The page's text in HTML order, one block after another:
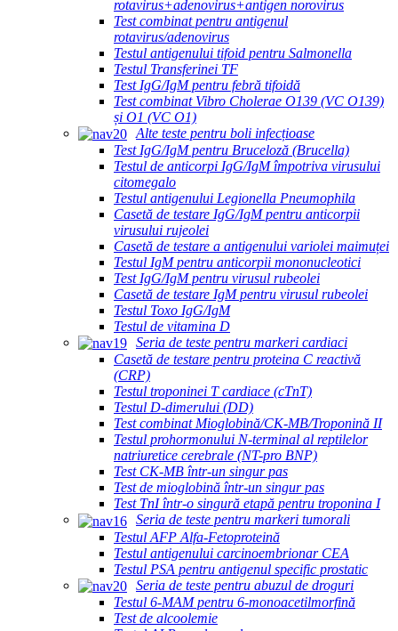
rotavirus+adenovirus+antigen norovirus
Test combinat pentru antigenul
rotavirus/adenovirus
Testul antigenului tifoid pentru Salmonella
Testul Transferinei TF
Test IgG/IgM pentru febră tifoidă
Test combinat Vibro Cholerae O139 (VC O139)
și O1 (VC O1)
Alte teste pentru boli infecțioase
Test IgG/IgM pentru Bruceloză (Brucella)
Testul de anticorpi IgG/IgM împotriva virusului
citomegalo
Testul antigenului Legionella Pneumophila
Casetă de testare IgG/IgM pentru anticorpii
virusului rujeolei
Casetă de testare a antigenului variolei maimuței
Testul IgM pentru anticorpii mononucleotici
Test IgG/IgM pentru virusul rubeolei
Casetă de testare IgM pentru virusul rubeolei
Testul Toxo IgG/IgM
Testul de vitamina D
Seria de teste pentru markeri cardiaci
Casetă de testare pentru proteina C reactivă
(CRP)
Testul troponinei T cardiace (cTnT)
Testul D-dimerului (DD)
Test combinat Mioglobină/CK-MB/Troponină II
Testul prohormonului N-terminal al reptilelor
natriuretice cerebrale (NT-pro BNP)
Test CK-MB într-un singur pas
Test de mioglobină într-un singur pas
Test TnI într-o singură etapă pentru troponina I
Seria de teste pentru markeri tumorali
Testul AFP Alfa-Fetoproteină
Testul antigenului carcinoembrionar CEA
Testul PSA pentru antigenul specific prostatic
Seria de teste pentru abuzul de droguri
Testul 6-MAM pentru 6-monoacetilmorfină
Test de alcoolemie